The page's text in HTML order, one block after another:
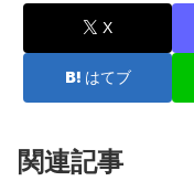
X
はてブ
関連記事